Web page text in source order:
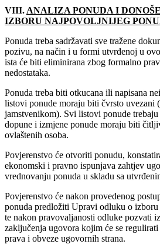
VIII. ANALIZA PONUDA I
IZBORU NAJPOVOLJNIJEG
Ponuda treba sadržavati sve tražene
pozivu, na način i u formi utvrđenoj u
ista će biti eliminirana zbog formalno
nedostataka.
Ponuda treba biti otkucana ili napisana
listovi ponude moraju biti čvrsto uvezani
jamstvenikom). Svi listovi ponude
dopune i izmjene ponude moraju biti
ovlaštenih osoba.
Povjerenstvo će otvoriti ponudu,
ekonomski i pravno ispunjava zahtjev
vrednovanju ponuda u skladu sa
Povjerenstvo će nakon provedenog
ponuda predložiti Upravi odluku o
te nakon pravovaljanosti odluke pozvati
zaključenja ugovora kojim će se
prava i obveze ugovornih strana.